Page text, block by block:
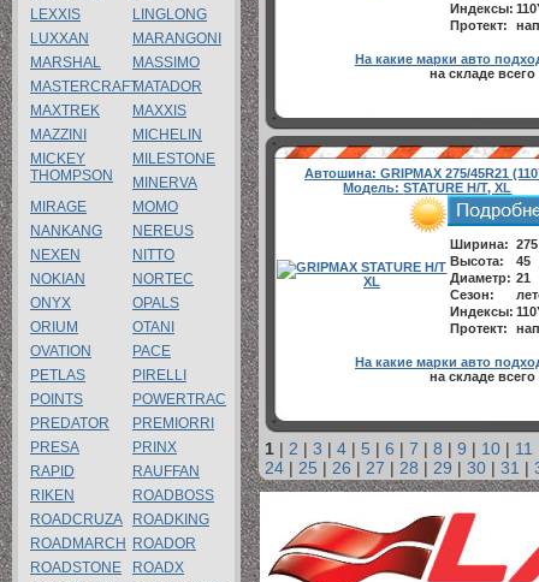
Индексы:
Протект:
На какие марки авто
на складе всего
Автошина: GRIPMAX 275/45R21
Модель:STATURE H/T, XL
Ширина: 275
Высота:
45
Диаметр: 21
Сезон:
Индексы:
Протект:
На какие марки авто
на складе всего
1 | 2 | 3 | 4 | 5 | 6 | 7 | 8 | 9 | 10 | 11
24 | 25 | 26 | 27 | 28 | 29 | 30 | 31 |
LEXXIS
LINGLONG
LUXXAN
MARANGONI
MARSHAL
MASSIMO
MASTERCRAFTMATADOR
MAXTREK
MAXXIS
MAZZINI
MICHELIN
MICKEY
THOMPSON
MILESTONE
MINERVA
MIRAGE
MOMO
NANKANG
NEREUS
NEXEN
NITTO
NOKIAN
NORTEC
ONYX
OPALS
ORIUM
OTANI
OVATION
PACE
PETLAS
PIRELLI
POINTS
POWERTRAC
PREDATOR
PREMIORRI
PRESA
PRINX
RAPID
RAUFFAN
RIKEN
ROADBOSS
ROADCRUZA
ROADKING
ROADMARCH
ROADOR
ROADSTONE
ROADX